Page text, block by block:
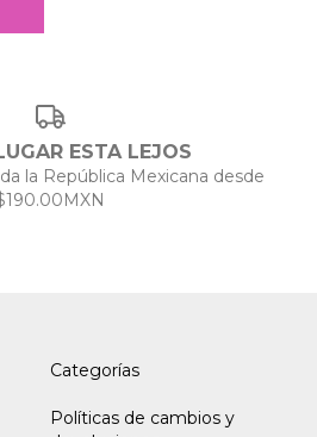
ESTA LEJOS
la República Mexicana desde
Categorías
Políticas de cambios y